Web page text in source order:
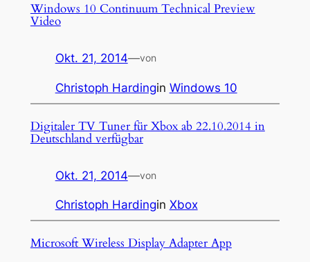
Windows 10 Continuum Technical Preview
Video
Okt. 21, 2014—von
Christoph Hardingin Windows 10
Digitaler TV Tuner für Xbox ab 22.10.2014 in
Deutschland verfügbar
Okt. 21, 2014—von
Christoph Hardingin Xbox
Microsoft Wireless Display Adapter App